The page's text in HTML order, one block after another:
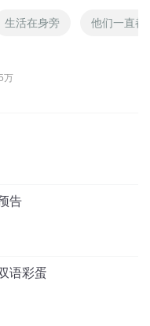
生活在身旁 他们一直都
万
告
语彩蛋